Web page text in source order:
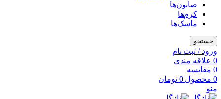
صابون‌ها
کرم‌ها
ماسک‌ها
جستجو
ورود / ثبت نام
0 علاقه مندی
0 مقایسه
0 محصول 0 تومان
منو